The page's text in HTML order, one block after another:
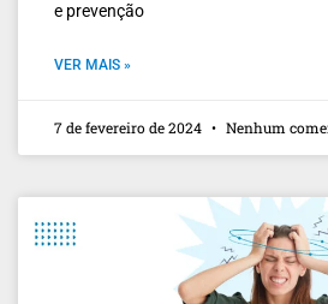
e prevenção
VER MAIS »
7 de fevereiro de 2024 Nenhum